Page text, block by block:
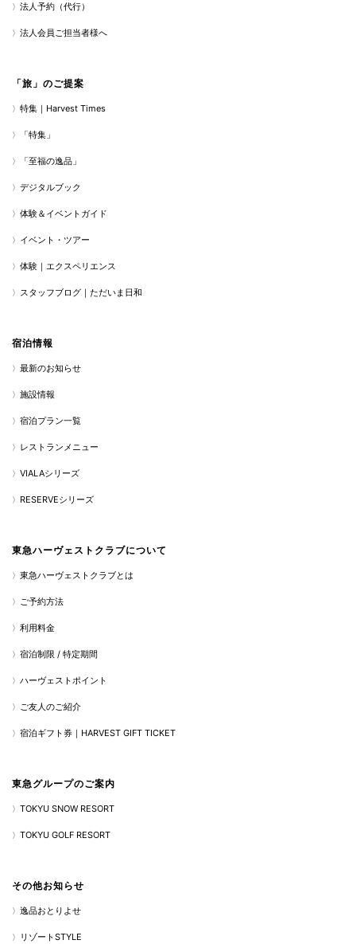
法人予約（代行）
法人会員ご担当者様へ
「旅」のご提案
特集｜Harvest Times
「特集」
「至福の逸品」
デジタルブック
体験＆イベントガイド
イベント・ツアー
体験｜エクスペリエンス
スタッフブログ｜ただいま日和
宿泊情報
最新のお知らせ
施設情報
宿泊プラン一覧
レストランメニュー
VIALAシリーズ
RESERVEシリーズ
東急ハーヴェストクラブについて
東急ハーヴェストクラブとは
ご予約方法
利用料金
宿泊制限 / 特定期間
ハーヴェストポイント
ご友人のご紹介
宿泊ギフト券｜HARVEST GIFT TICKET
東急グループのご案内
TOKYU SNOW RESORT
TOKYU GOLF RESORT
その他お知らせ
逸品おとりよせ
リゾートSTYLE